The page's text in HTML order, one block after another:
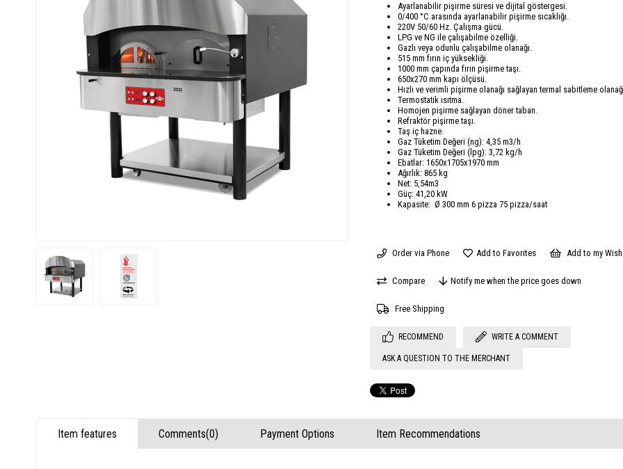
Ayarlanabilir pişirme süresi ve dijital göstergesi.
0/400 °C arasında ayarlanabilir pişirme sıcaklığı.
220V 50/60 Hz. Çalışma gücü.
LPG ve NG ile çalışabilme özelliği.
Gazlı veya odunlu çalışabilme olanağı.
515 mm fırın iç yüksekliği.
1000 mm çapında fırın pişirme taşı.
650x270 mm kapı ölçüsü.
Hızlı ve verimli pişirme olanağı sağlayan termal sabitleme
Termostatik ısıtma.
Homojen pişirme sağlayan döner taban.
Refraktör pişirme taşı.
Taş iç hazne.
Gaz Tüketim Değeri (ng): 4,35 m3/h
Gaz Tüketim Değeri (lpg): 3,72 kg/h
Ebatlar: 1650x1705x1970 mm
Ağırlık: 865 kg
Net: 5,54m3
Güç: 41,20 kW
Kapasite: Ø 300 mm 6 pizza 75 pizza/saat
Order via Phone Add to Favorites Add to my
Compare Notify me when the price goes down
Free Shipping
RECOMMEND WRITE A COMMENT
ASK A QUESTION TO THE MERCHANT
Item features Comments(0) Payment Options Item Recommendations